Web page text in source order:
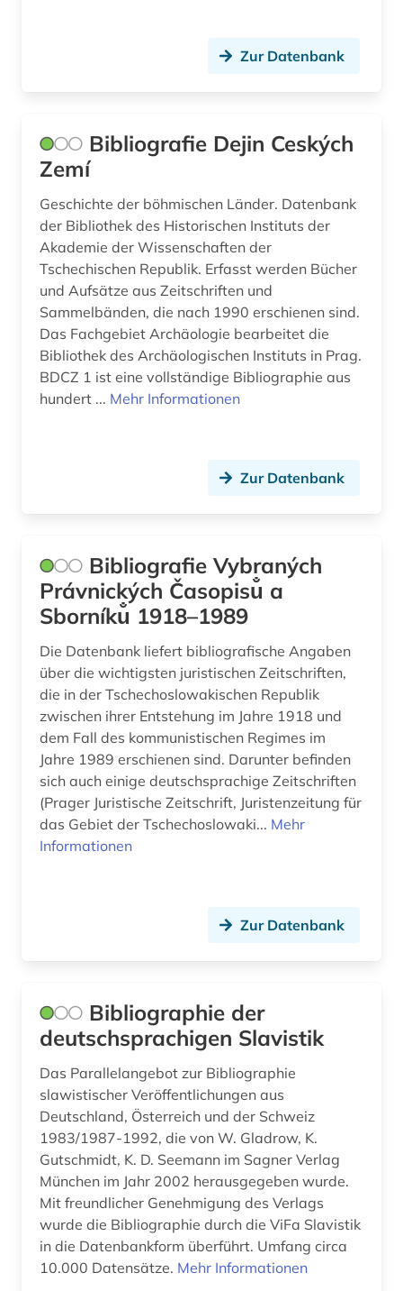
rgali (1)
ricardo reis (1)
romanistik (1)
romantik (1)
russisch (16)
russische literatur (1)
russland (20)
schauspielführer (1)
schlesien (1)
schriftdenkmal (1)
schriftsteller (4)
schrifttum (1)
schwedisch (3)
semantik (1)
sephardisch (1)
slavische literaturen (1)
slavische philologie (1)
slavische sprachen (1)
slavistik (5)
slawische literaturen (1)
slawische sprachen (4)
slawische volkskunde (1)
Zur Datenbank
Bibliografie Dejin Ceských
Zemí
Geschichte der böhmischen Länder. Datenbank
der Bibliothek des Historischen Instituts der
Akademie der Wissenschaften der
Tschechischen Republik. Erfasst werden Bücher
und Aufsätze aus Zeitschriften und
Sammelbänden, die nach 1990 erschienen sind.
Das Fachgebiet Archäologie bearbeitet die
Bibliothek des Archäologischen Instituts in Prag.
BDCZ 1 ist eine vollständige Bibliographie aus
hundert ... Mehr Informationen
Zur Datenbank
Bibliografie Vybraných
Právnických Časopisu̐ a
Sborníku̐ 1918–1989
Die Datenbank liefert bibliografische Angaben
über die wichtigsten juristischen Zeitschriften,
die in der Tschechoslowakischen Republik
zwischen ihrer Entstehung im Jahre 1918 und
dem Fall des kommunistischen Regimes im
Jahre 1989 erschienen sind. Darunter befinden
sich auch einige deutschsprachige Zeitschriften
(Prager Juristische Zeitschrift, Juristenzeitung für
das Gebiet der Tschechoslowaki... Mehr
Informationen
Zur Datenbank
Bibliographie der
deutschsprachigen Slavistik
Das Parallelangebot zur Bibliographie
slawistischer Veröffentlichungen aus
Deutschland, Österreich und der Schweiz
1983/1987-1992, die von W. Gladrow, K.
Gutschmidt, K. D. Seemann im Sagner Verlag
München im Jahr 2002 herausgegeben wurde.
Mit freundlicher Genehmigung des Verlags
wurde die Bibliographie durch die ViFa Slavistik
in die Datenbankform überführt. Umfang circa
10.000 Datensätze. Mehr Informationen